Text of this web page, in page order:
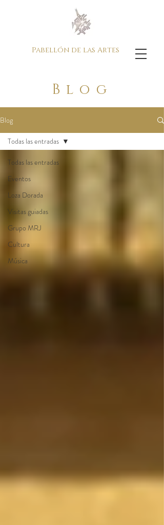
Pabellón de las Artes
Blog
Blog
Todas las entradas
Eventos
Loza Dorada
Visitas guiadas
Grupo MRJ
Cultura
Música
Todas las entradas